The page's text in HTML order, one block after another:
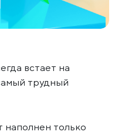
встает на
трудный
наполнен только